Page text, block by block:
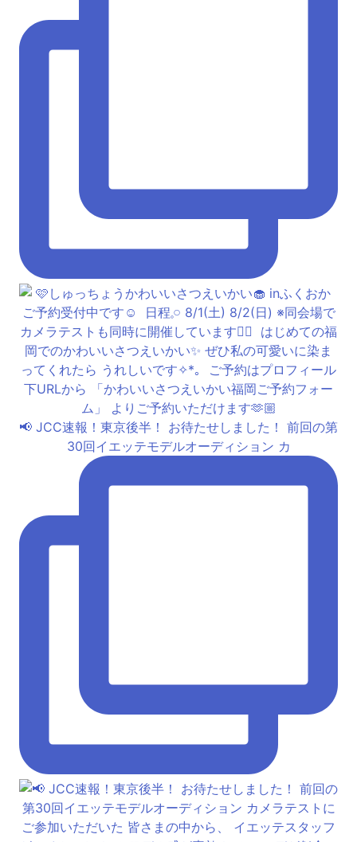
📢 JCC速報！東京後半！ お待たせしました！ 前回の第
30回イエッテモデルオーディション カ